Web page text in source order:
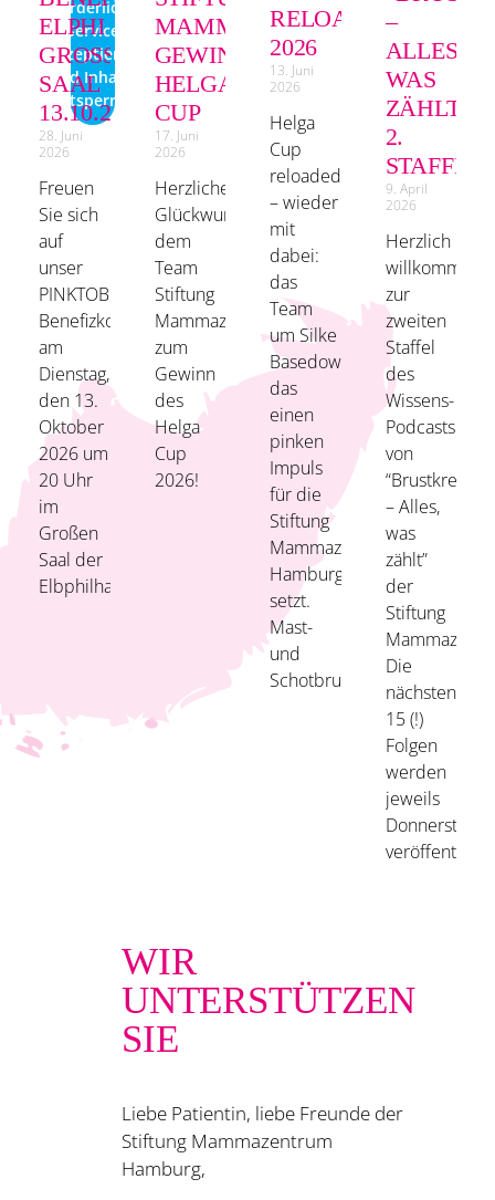
Erforderlichen
Service
akzeptieren
und Inhalte
entsperren
ELPHI
GROSSER S
AAL 1
3.10.26
28. Juni
2026
Freuen
Sie sich
auf
unser
PINKTOBER-
Benefizkonzert
am
Dienstag,
den 13.
Oktober
2026 um
20 Uhr
im
Großen
Saal der
Elbphilharmonie!
MAMMAZENTRUM
GEWINNT
HELGA
CUP
17. Juni
2026
Herzlichen
Glückwunsch
dem
Team
Stiftung
Mammazentrum
zum
Gewinn
des
Helga
Cup
2026!
RELOADED
2026
13. Juni
2026
Helga
Cup
reloaded
– wieder
mit
dabei:
das
Team
um Silke
Basedow,
das
einen
pinken
Impuls
für die
Stiftung
Mammazentrum
Hamburg
setzt.
Mast-
und
Schotbruch!
–
ALLES,
WAS
ZÄHLT.”
2.
STAFFEL!
9. April
2026
Herzlich
willkommen
zur
zweiten
Staffel
des
Wissens-
Podcasts
von
“Brustkrebs
– Alles,
was
zählt”
der
Stiftung
Die
nächsten
15 (!)
Folgen
werden
jeweils
Donnerstags
veröffentlicht.
WIR
UNTERSTÜTZEN
SIE
Liebe Patientin, liebe Freunde der
Stiftung Mammazentrum
Hamburg,